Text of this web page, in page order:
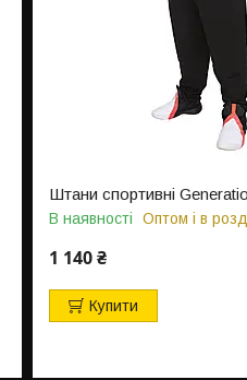
Штани спортивні
В наявності Оптом і в
1 140 ₴
Купити